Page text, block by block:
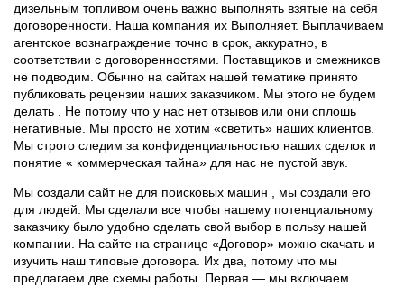
дизельным топливом очень важно выполнять взятые на себя
договоренности. Наша компания их Выполняет. Выплачиваем
агентское вознаграждение точно в срок, аккуратно, в
соответствии с договоренностями. Поставщиков и смежников
не подводим. Обычно на сайтах нашей тематике принято
публиковать рецензии наших заказчиком. Мы этого не будем
делать . Не потому что у нас нет отзывов или они сплошь
негативные. Мы просто не хотим «светить» наших клиентов.
Мы строго следим за конфиденциальностью наших сделок и
понятие « коммерческая тайна» для нас не пустой звук.
Мы создали сайт не для поисковых машин , мы создали его
для людей. Мы сделали все чтобы нашему потенциальному
заказчику было удобно сделать свой выбор в пользу нашей
компании. На сайте на странице «Договор» можно скачать и
изучить наш типовые договора. Их два, потому что мы
предлагаем две схемы работы. Первая — мы включаем